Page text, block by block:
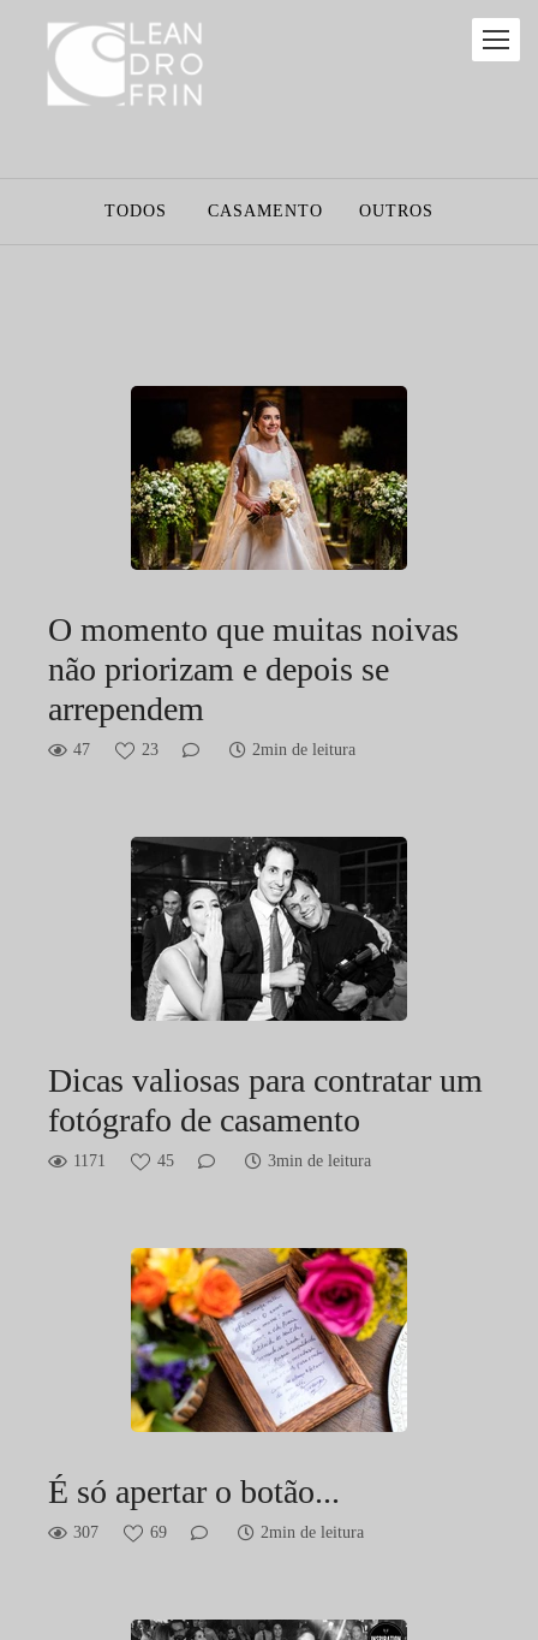
TODOS CASAMENTO OUTROS
O momento que muitas noivas
não priorizam e depois se
arrependem
47 23 2min de leitura
Dicas valiosas para contratar um
fotógrafo de casamento
1171 45 3min de leitura
É só apertar o botão...
307 69 2min de leitura